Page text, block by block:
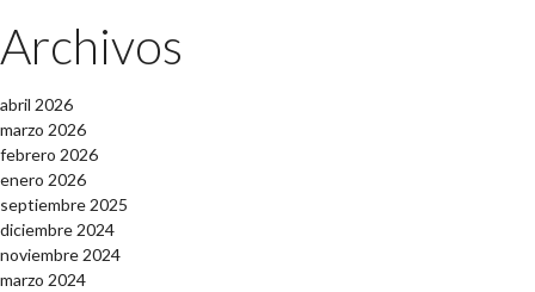
Archivos
abril 2026
marzo 2026
febrero 2026
enero 2026
septiembre 2025
diciembre 2024
noviembre 2024
marzo 2024